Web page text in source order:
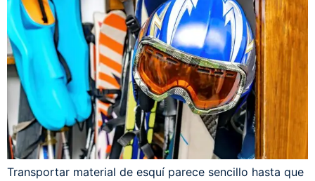
Transportar material de esquí parece sencillo hasta que